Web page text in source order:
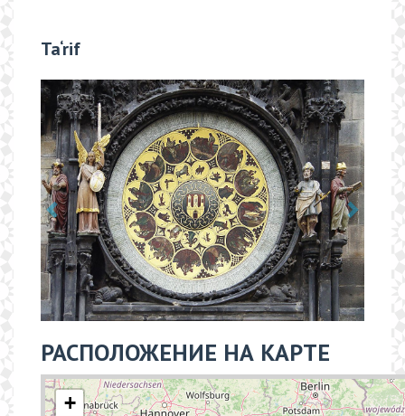
Ta‘rif
РАСПОЛОЖЕНИЕ НА КАРТЕ
+